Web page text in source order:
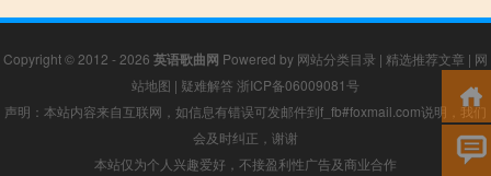
Copyright © 2012 - 2026 英语歌曲网 Powered by 网站分类目录 | 精选推荐文章 | 网
站地图 | 疑难解答 浙ICP备06009081号
声明：本站内容来自互联网，如信息有错误可发邮件到f_fb#foxmail.com说明，我们
会及时纠正，谢谢
本站仅为个人兴趣爱好，不接盈利性广告及商业合作